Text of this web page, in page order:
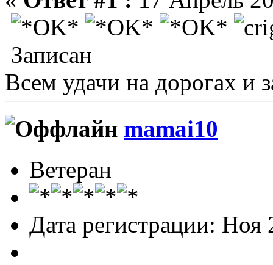
Записан
Всем удачи на дорогах и
mamai10
Ветеран
Дата регистрации: Ноя